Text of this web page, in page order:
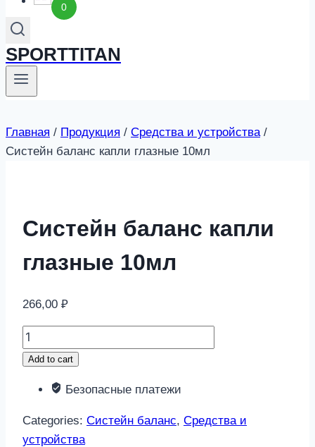
0
SPORTTITAN
Главная / Продукция / Средства и устройства /
Систейн баланс капли глазные 10мл
Систейн баланс капли
глазные 10мл
266,00 ₽
Систейн
баланс
глазные
quantity
Add to cart
Безопасные платежи
Categories: Систейн баланс, Средства и
устройства